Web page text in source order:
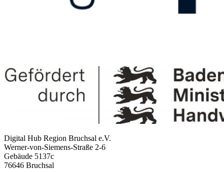
Digital Hub Region Bruchsal e.V.
Werner-von-Siemens-Straße 2-6
Gebäude 5137c
76646 Bruchsal